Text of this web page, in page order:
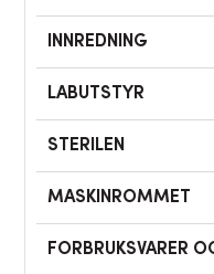
INNREDNING
LABUTSTYR
STERILEN
MASKINROMMET
FORBRUKSVARER